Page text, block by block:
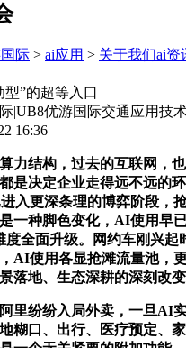
际 > ai应用 > 关于我们ai资
”的超等入口
|UB8优游国际交通应用技
16:36
结构，过去的互联网，也
是决定企业走得远不远的
入更深条理的博弈阶段，
一种脚色变化，AI使用早
度全面升级。网约车刚兴起
AI使用各显抢滩流量池，
落地、生态深耕的深刻改变
纷纷入局外卖，一旦AI
糊口、出行、医疗预定、